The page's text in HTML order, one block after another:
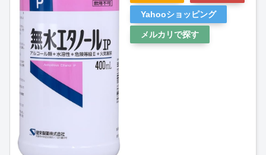
Yahooショッピング
メルカリで探す